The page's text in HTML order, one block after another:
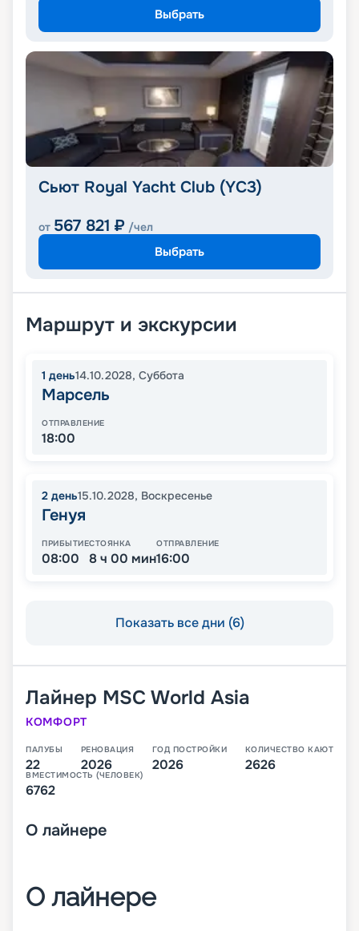
Выбрать
Сьют Royal Yacht Club (YC3)
от 567 821 ₽ /чел
Выбрать
Маршрут и экскурсии
1 день14.10.2028, Суббота
Марсель
ОТПРАВЛЕНИЕ
18:00
2 день15.10.2028, Воскресенье
Генуя
ПРИБЫТИЕ
08:00
СТОЯНКА
8 ч 00 мин
ОТПРАВЛЕНИЕ
16:00
Показать все дни (6)
Лайнер MSC World Asia
КОМФОРТ
ПАЛУБЫ
22
РЕНОВАЦИЯ
2026
ГОД ПОСТРОЙКИ
2026
КОЛИЧЕСТВО КАЮТ
2626
ВМЕСТИМОСТЬ (ЧЕЛОВЕК)
6762
О лайнере
О лайнере